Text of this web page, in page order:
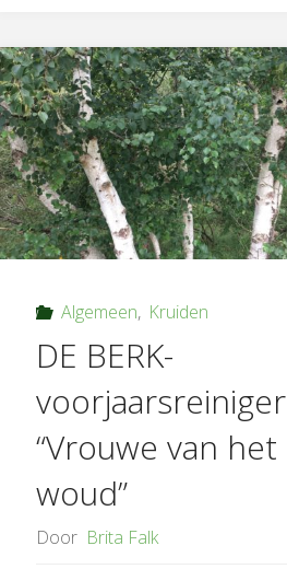
Algemeen, Kruiden
DE BERK-
voorjaarsreiniger
“Vrouwe van het
woud”
Door Brita Falk